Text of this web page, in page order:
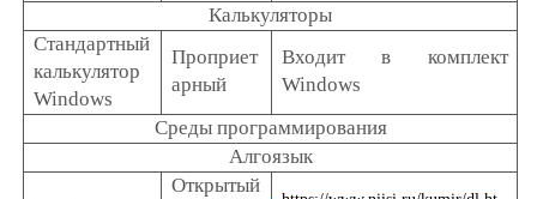
Калькуляторы
Стандартный
калькулятор
Windows
Проприет
арный
Входит в комплект
Windows
Среды программирования
Алгоязык
Открытый